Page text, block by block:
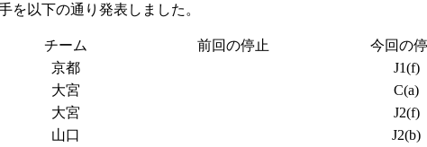
を以下の通り発表しました。
チーム 前回の停止 今回の
京都 J1(f)
大宮 C(a)
大宮 J2(f)
山口 J2(b)